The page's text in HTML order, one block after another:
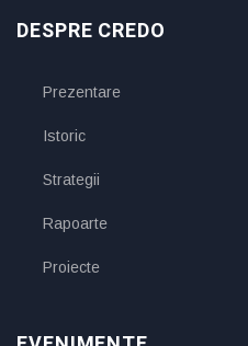
DESPRE CREDO
Prezentare
Istoric
Strategii
Rapoarte
Proiecte